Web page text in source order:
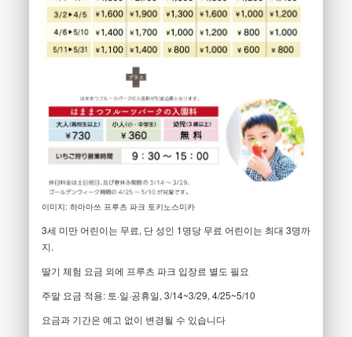
이미지: 하마마쓰 프루츠 파크 토키노스미카
3세 미만 어린이는 무료, 단 성인 1명당 무료 어린이는 최대 3명까
지.
딸기 체험 요금 외에 프루츠 파크 입장료 별도 필요
주말 요금 적용: 토·일·공휴일, 3/14~3/29, 4/25~5/10
요금과 기간은 예고 없이 변경될 수 있습니다